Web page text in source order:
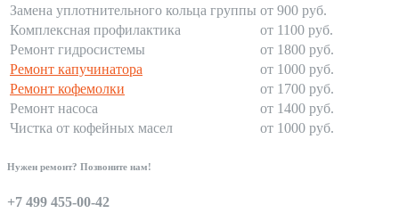
Замена уплотнительного кольца группы от 900 руб.
Комплексная профилактика
от 1100 руб.
Ремонт гидросистемы
от 1800 руб.
Ремонт капучинатора
от 1000 руб.
Ремонт кофемолки
от 1700 руб.
Ремонт насоса
от 1400 руб.
Чистка от кофейных масел
от 1000 руб.
Нужен ремонт? Позвоните нам!
+7 499 455-00-42